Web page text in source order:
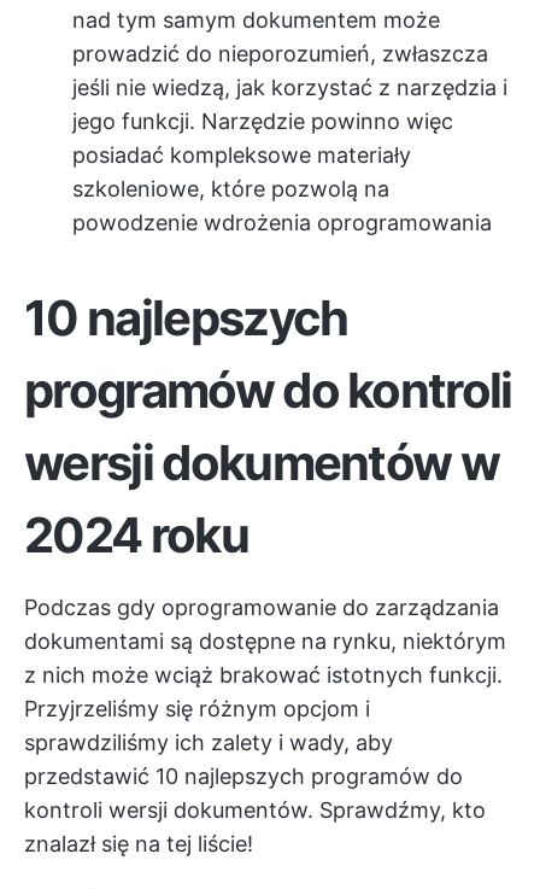
nad tym samym dokumentem może
prowadzić do nieporozumień, zwłaszcza
jeśli nie wiedzą, jak korzystać z narzędzia i
jego funkcji. Narzędzie powinno więc
posiadać kompleksowe materiały
szkoleniowe, które pozwolą na
powodzenie wdrożenia oprogramowania
10 najlepszych
programów do kontroli
wersji dokumentów w
2024 roku
Podczas gdy oprogramowanie do zarządzania
dokumentami są dostępne na rynku, niektórym
z nich może wciąż brakować istotnych funkcji.
Przyjrzeliśmy się różnym opcjom i
sprawdziliśmy ich zalety i wady, aby
przedstawić 10 najlepszych programów do
kontroli wersji dokumentów. Sprawdźmy, kto
znalazł się na tej liście!